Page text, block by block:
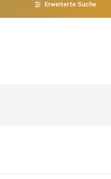
Erweiterte Suche